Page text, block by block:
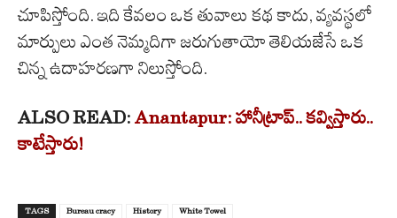
చూపిస్తోంది. ఇది కేవలం ఒక తువాలు కథ కాదు, వ్యవస్థలో
మార్పులు ఎంత నెమ్మదిగా జరుగుతాయో తెలియజేసే ఒక
చిన్న ఉదాహరణగా నిలుస్తోంది.
ALSO READ: Anantapur: హానీట్రాప్.. కవ్విస్తారు..
కాటేస్తారు!
TAGS Bureau cracy History White Towel